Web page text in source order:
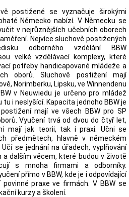
postižené se vyznačuje širokými
Německo nabízí. V Německu se
v nejrůznějších učebních oborech
Nejvíce sluchově postižených
odborného vzdělání BBW
velké vzdělávací komplexy, které
potřeby handicapované mládeže a
oborů. Sluchově postižení mají
Norimberku, Lipsku, ve Winnendenu
v Neuwiedu je určeno pro mládež
i neslyšící. Kapacita jednoho BBW je
mají ve všech BBW pro SP
Vyučení trvá od dvou do čtyř let,
mají jak teorii, tak i praxi. Učni se
předmětech, hlavně v německém
se jednání na úřadech, vyplňování
dalším věcem, které budou v životě
s mnoha firmami a odborníky.
přímo v BBW, kde je i odpovídající
praxe ve firmách. V BBW se
kurzy a školení.